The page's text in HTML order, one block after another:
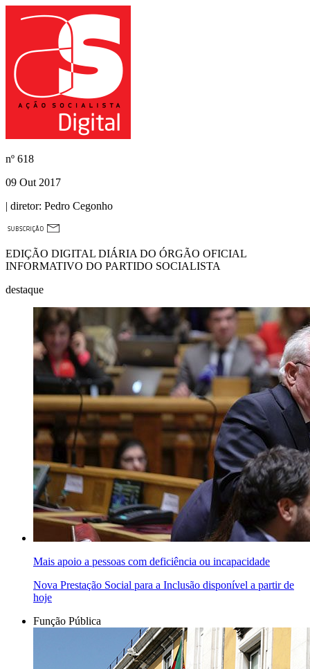
nº 618
09 Out 2017
| diretor: Pedro Cegonho
EDIÇÃO DIGITAL DIÁRIA DO ÓRGÃO OFICIAL
INFORMATIVO DO PARTIDO SOCIALISTA
destaque
Mais apoio a pessoas com deficiência ou incapacidade
Nova Prestação Social para a Inclusão disponível a partir de
hoje
Função Pública